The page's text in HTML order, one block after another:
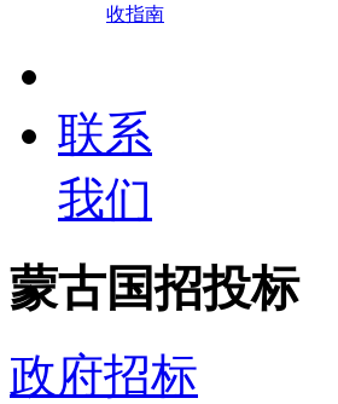
收指南
联系
我们
蒙古国招投标
政府招标